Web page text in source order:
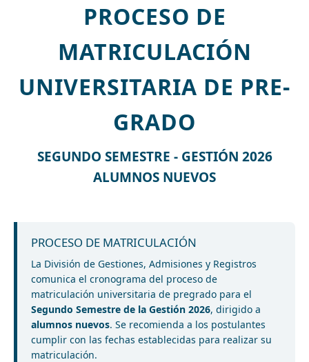
PROCESO DE
MATRICULACIÓN
UNIVERSITARIA DE PRE-
GRADO
SEGUNDO SEMESTRE - GESTIÓN 2026
ALUMNOS NUEVOS
PROCESO DE MATRICULACIÓN
La División de Gestiones, Admisiones y Registros
comunica el cronograma del proceso de
matriculación universitaria de pregrado para el
Segundo Semestre de la Gestión 2026, dirigido a
alumnos nuevos. Se recomienda a los postulantes
cumplir con las fechas establecidas para realizar su
matriculación.